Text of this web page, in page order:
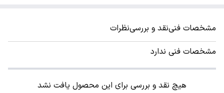
مشخصات فنینقد و بررسینظرات
مشخصات فنی ندارد
هیچ نقد و بررسی برای این محصول یافت نشد